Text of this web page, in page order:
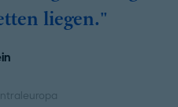
liegen."